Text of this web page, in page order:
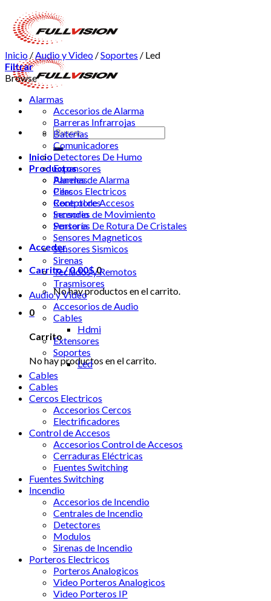
Buscar
por:
Inicio
Productos
Alarmas
Cercos Electricos
Control de Accesos
Incendio
Portería
Acceder
Carrito /0.00$0
No hay productos en el carrito.
0
Carrito
No hay productos en el carrito.
Inicio / Audio y Video /Soportes / Led
Filtrar
Browse
Alarmas
Accesorios de Alarma
Barreras Infrarrojas
Baterias
Comunicadores
Detectores De Humo
Expansores
Paneles de Alarma
Pilas
Receptores
Sensores de Movimiento
Sensores De Rotura De Cristales
Sensores Magneticos
Sensores Sismicos
Sirenas
Teclados y Remotos
Trasmisores
Audio y Video
Accesorios de Audio
Cables
Hdmi
Extensores
Soportes
Led
Cables
Cables
Cercos Electricos
Accesorios Cercos
Electrificadores
Control de Accesos
Accesorios Control de Accesos
Cerraduras Eléctricas
Fuentes Switching
Fuentes Switching
Incendio
Accesorios de Incendio
Centrales de Incendio
Detectores
Modulos
Sirenas de Incendio
Porteros Electricos
Porteros Analogicos
Video Porteros Analogicos
Video Porteros IP